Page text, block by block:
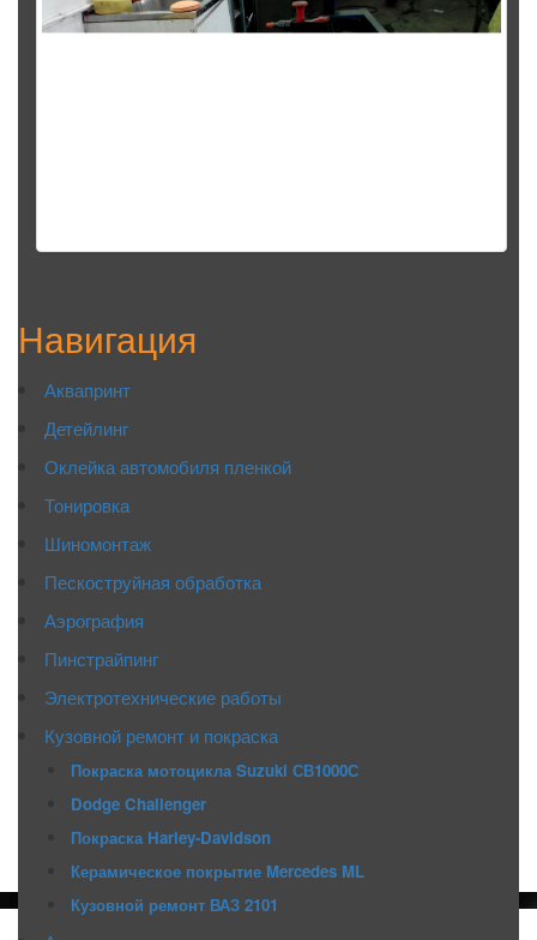
Навигация
Аквапринт
Детейлинг
Оклейка автомобиля пленкой
Тонировка
Шиномонтаж
Пескоструйная обработка
Аэрография
Пинстрайпинг
Электротехнические работы
Кузовной ремонт и покраска
Покраска мотоцикла Suzuki СВ1000С
Dodge Challenger
Покраска Harley-Davidson
Керамическое покрытие Mercedes ML
Кузовной ремонт ВАЗ 2101